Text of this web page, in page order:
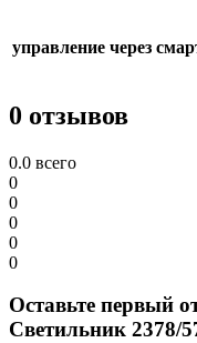
управление через
0 отзывов
0.0 всего
0
0
0
0
0
Оставьте первый
Светильник 2378/